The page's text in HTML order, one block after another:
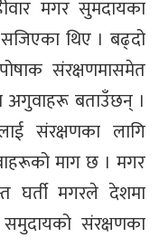
मगर सुमदायका
थिए । बढ्दो
संरक्षणमासमेत
अगुवाहरू बताउँछन् ।
संरक्षणका लागि
माग छ । मगर
घर्ती मगरले देशमा
संरक्षणका